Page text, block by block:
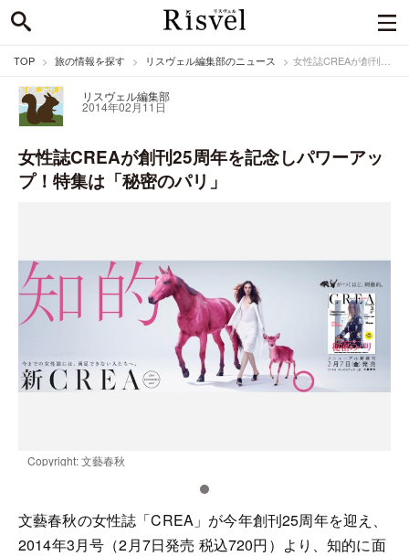
TOP 旅の情報を探す リスヴェル編集部のニュース 女性誌CREAが創刊25周年を記念しパワーアップ！特集は「秘密のパリ」
リスヴェル編集部
2014年02月11日
女性誌CREAが創刊25周年を記念しパワーアッ
プ！特集は「秘密のパリ」
Copyright: 文藝春秋
文藝春秋の女性誌「CREA」が今年創刊25周年を迎え、
2014年3月号（2月7日発売 税込720円）より、知的に面